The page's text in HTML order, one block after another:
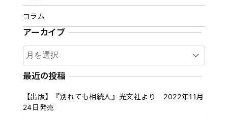
コラム
アーカイブ
ア
ー
カ
ブ
最近の投稿
【出版】『別れても相続人』光文社より 2022年11月
24日発売